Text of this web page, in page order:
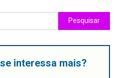
interessa mais?